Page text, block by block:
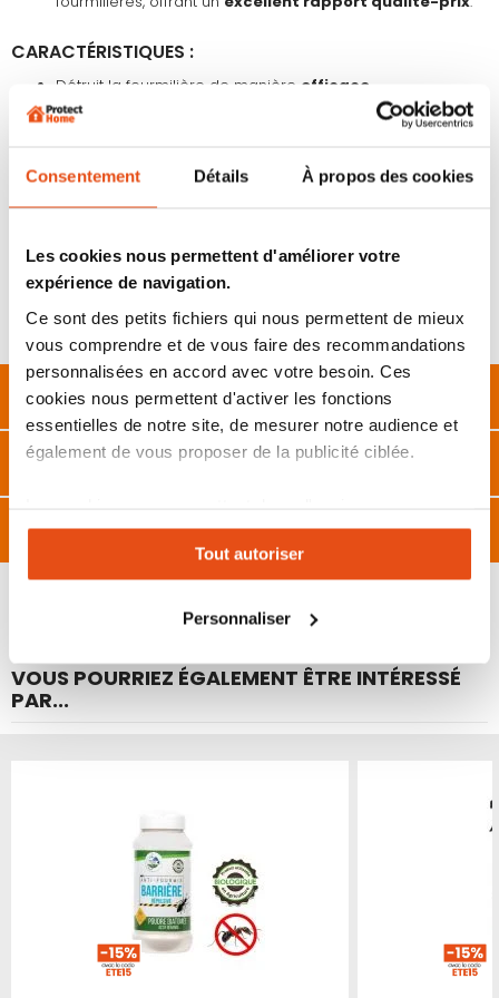
Consentement Détails À propos des cookies
Les cookies nous permettent d'améliorer votre
expérience de navigation.
Ce sont des petits fichiers qui nous permettent de mieux
vous comprendre et de vous faire des recommandations
personnalisées en accord avec votre besoin. Ces
cookies nous permettent d'activer les fonctions
essentielles de notre site, de mesurer notre audience et
également de vous proposer de la publicité ciblée.
expérience personnalisée sur notre site. Vous pouvez
changer votre choix à n'importe quel moment. Refuser
tous les cookies peut limiter certaines fonctionnalités.
Tout autoriser
Personnaliser
CARACTÉRISTIQUES :
Détruit la fourmilière de manière efficace.
Anti fourmi naturel utilisable en intérieur comme en
extérieur.
de développement : larves, nymphes et adultes.
Spinosad fourmi conditionné dans uncontenant
hermétiquepour une conservation prolongée, assurant
Deux méthodes d’utilisation : poudrage
(dissolution du produit dans de l’eau).
Trois formatsd’anti fourmis naturel disponibles à la
1 mois d’actionpar saupoudrage ou arrosage.
Description
Caractéristiques
Avis
VOUS POURRIEZ ÉGALEMENT ÊTRE INTÉRESSÉ
PAR...